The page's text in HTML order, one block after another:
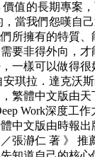
值的長期專案
當我們怨嘆自
所擁有的特質
要非得外向，
一樣可以做得
琪拉．達克沃
繁體中文版由
Work深度工
中文版由時報
張瀞仁 著 》 推